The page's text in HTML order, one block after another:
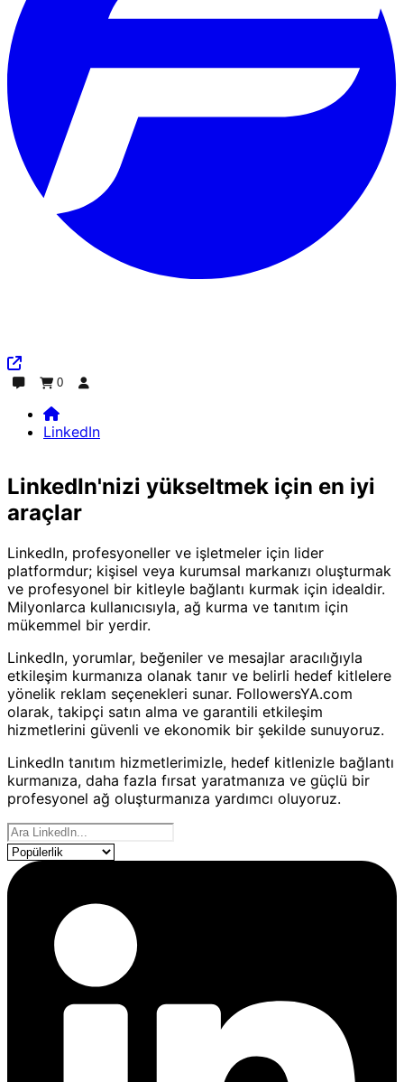
0
LinkedIn
LinkedIn
LinkedIn'nizi yükseltmek için en iyi
araçlar
LinkedIn, profesyoneller ve işletmeler için lider
platformdur; kişisel veya kurumsal markanızı oluşturmak
ve profesyonel bir kitleyle bağlantı kurmak için idealdir.
Milyonlarca kullanıcısıyla, ağ kurma ve tanıtım için
mükemmel bir yerdir.
LinkedIn, yorumlar, beğeniler ve mesajlar aracılığıyla
etkileşim kurmanıza olanak tanır ve belirli hedef kitlelere
yönelik reklam seçenekleri sunar. FollowersYA.com
olarak, takipçi satın alma ve garantili etkileşim
hizmetlerini güvenli ve ekonomik bir şekilde sunuyoruz.
LinkedIn tanıtım hizmetlerimizle, hedef kitlenizle bağlantı
kurmanıza, daha fazla fırsat yaratmanıza ve güçlü bir
profesyonel ağ oluşturmanıza yardımcı oluyoruz.
Hizmetlerimiz
Ürünleri Sırala